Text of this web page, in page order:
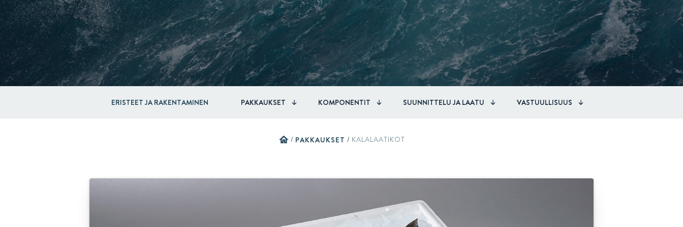
Acquisitions & investments
ERISTEET JA RAKENTAMINEN PAKKAUKSET KOMPONENTIT SUUNNITTELU JA LAATU VASTUULLISUUS
home / PAKKAUKSET / KALALAATIKOT